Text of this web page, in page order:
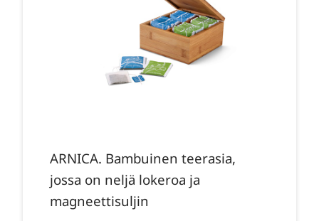
ARNICA. Bambuinen teerasia,
jossa on neljä lokeroa ja
magneettisuljin